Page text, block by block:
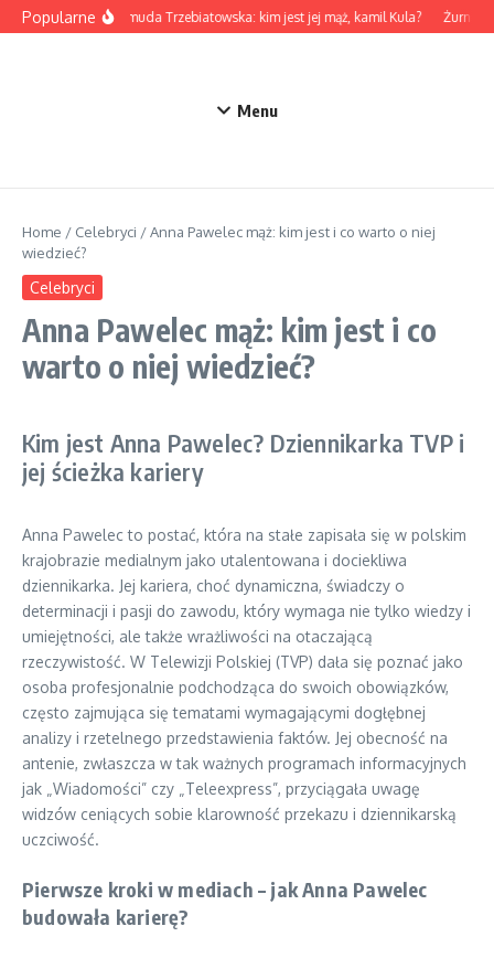
Przejdź do treści
PopularneMarta Żmuda Trzebiatowska: kim jest jej mąż, kamil Kula?
Menu
Home / Celebryci /Anna Pawelec mąż: kim jest i co warto o niej
wiedzieć?
Celebryci
Anna Pawelec mąż: kim jest i co
warto o niej wiedzieć?
Kim jest Anna Pawelec? Dziennikarka TVP i
jej ścieżka kariery
Anna Pawelec to postać, która na stałe zapisała się w polskim
krajobrazie medialnym jako utalentowana i dociekliwa
dziennikarka. Jej kariera, choć dynamiczna, świadczy o
determinacji i pasji do zawodu, który wymaga nie tylko wiedzy i
umiejętności, ale także wrażliwości na otaczającą
rzeczywistość. W Telewizji Polskiej (TVP) dała się poznać jako
osoba profesjonalnie podchodząca do swoich obowiązków,
często zajmująca się tematami wymagającymi dogłębnej
analizy i rzetelnego przedstawienia faktów. Jej obecność na
antenie, zwłaszcza w tak ważnych programach informacyjnych
jak „Wiadomości” czy „Teleexpress”, przyciągała uwagę
widzów ceniących sobie klarowność przekazu i dziennikarską
uczciwość.
Pierwsze kroki w mediach – jak Anna Pawelec
budowała karierę?